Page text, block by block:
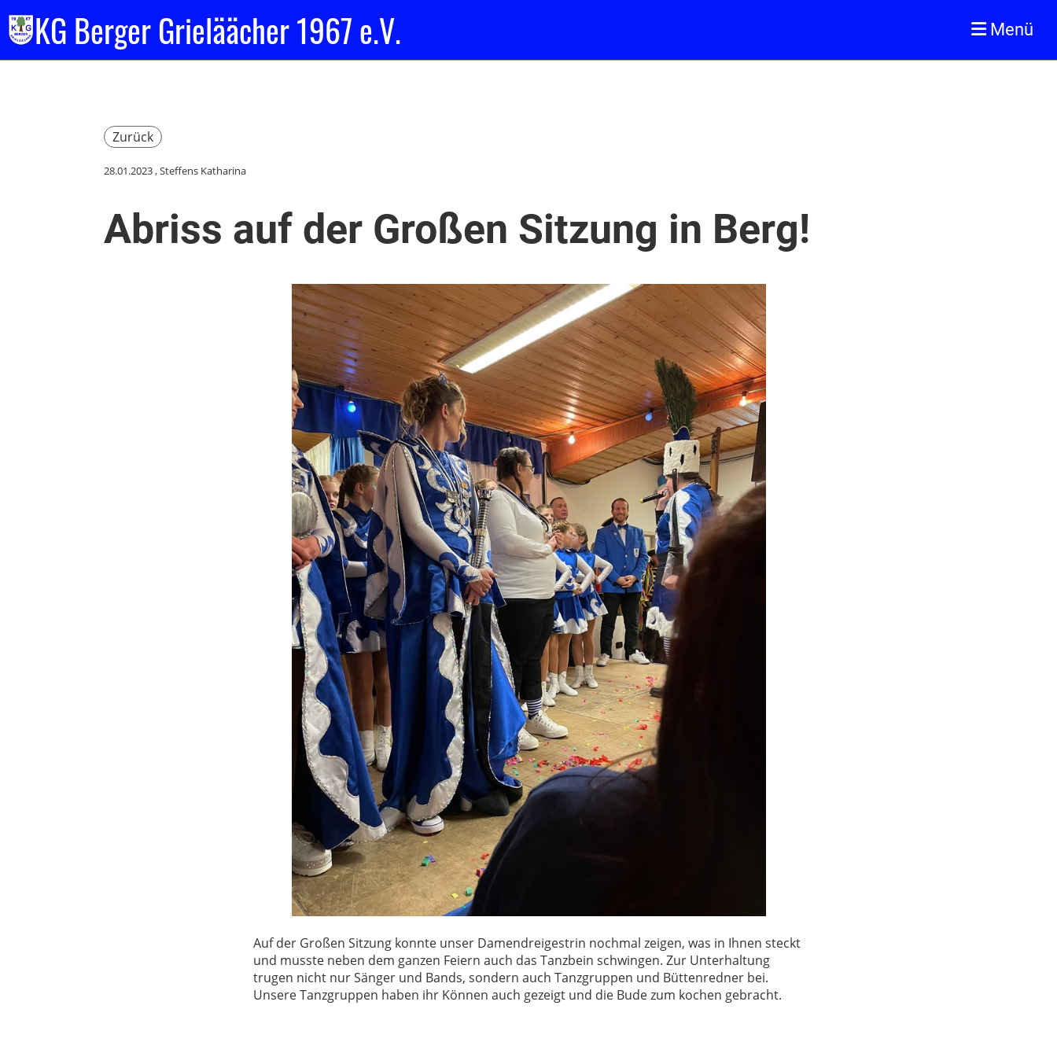
KG Berger Grieläächer 1967 e.V. Menü
Zurück
28.01.2023, Steffens Katharina
Abriss auf der Großen Sitzung in Berg!
Auf der Großen Sitzung konnte unser Damendreigestrin nochmal zeigen, was in Ihnen steckt
und musste neben dem ganzen Feiern auch das Tanzbein schwingen. Zur Unterhaltung
trugen nicht nur Sänger und Bands, sondern auch Tanzgruppen und Büttenredner bei.
Unsere Tanzgruppen haben ihr Können auch gezeigt und die Bude zum kochen gebracht.